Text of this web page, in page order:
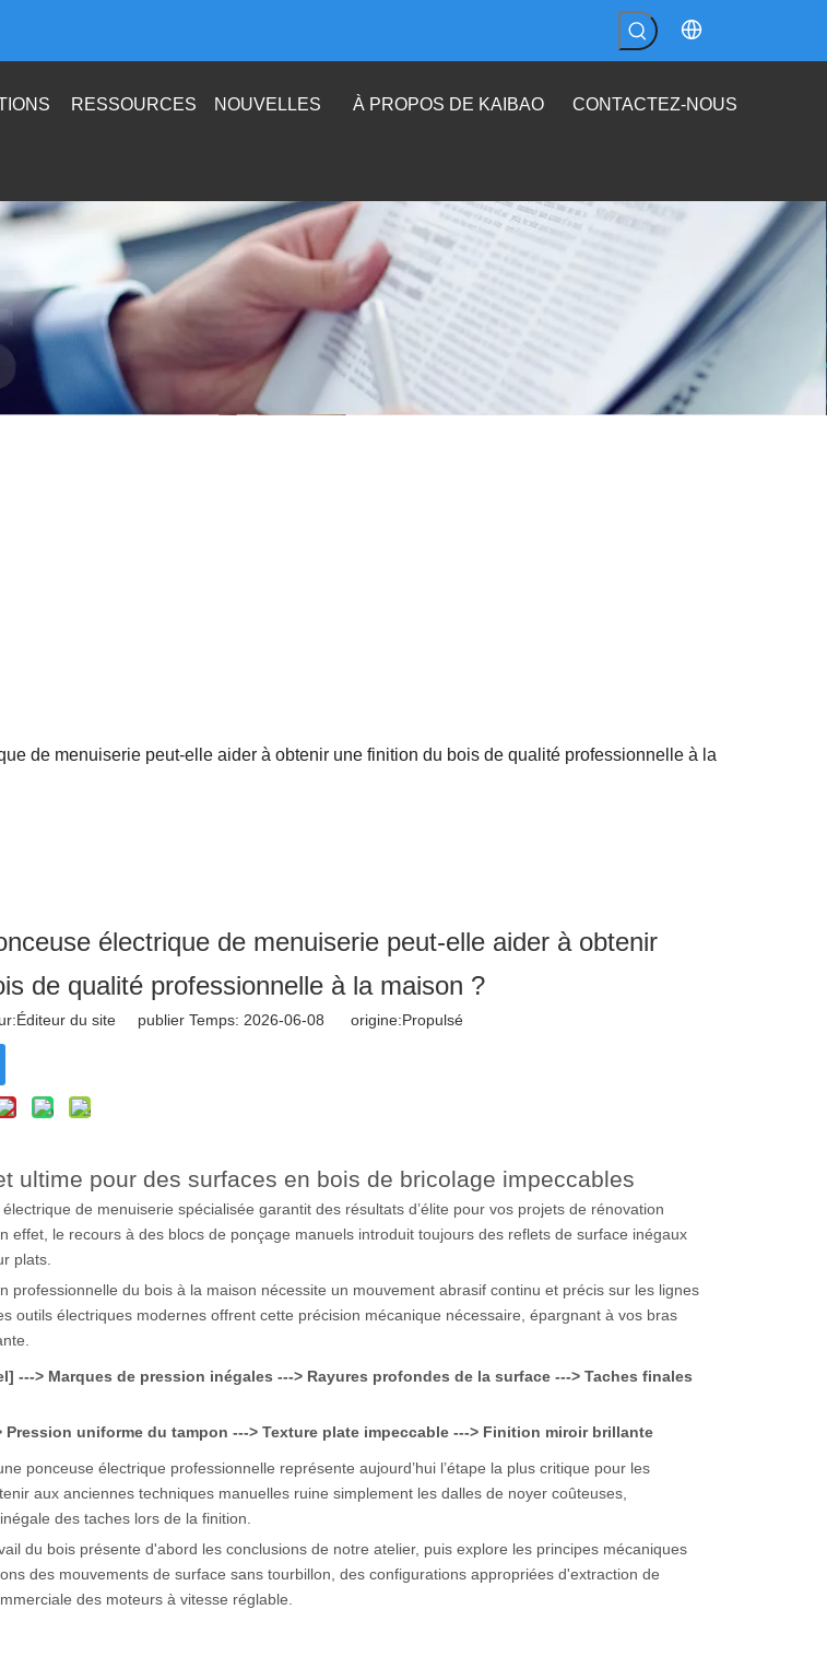
RESSOURCES NOUVELLES À PROPOS DE KAIBAO CONTACTEZ-NOUS
de menuiserie peut-elle aider à obtenir une finition du bois de qualité professionnelle à la
électrique de menuiserie peut-elle aider à obtenir
de qualité professionnelle à la maison ?
du site publier Temps: 2026-06-08 origine:Propulsé
ultime pour des surfaces en bois de bricolage impeccables
électrique de menuiserie spécialisée garantit des résultats d’élite pour vos projets de rénovation
effet, le recours à des blocs de ponçage manuels introduit toujours des reflets de surface inégaux
plats.
professionnelle du bois à la maison nécessite un mouvement abrasif continu et précis sur les lignes
outils électriques modernes offrent cette précision mécanique nécessaire, épargnant à vos bras
---> Marques de pression inégales ---> Rayures profondes de la surface ---> Taches finales
uniforme du tampon ---> Texture plate impeccable ---> Finition miroir brillante
ponceuse électrique professionnelle représente aujourd’hui l’étape la plus critique pour les
aux anciennes techniques manuelles ruine simplement les dalles de noyer coûteuses,
des taches lors de la finition.
du bois présente d'abord les conclusions de notre atelier, puis explore les principes mécaniques
des mouvements de surface sans tourbillon, des configurations appropriées d'extraction de
des moteurs à vitesse réglable.